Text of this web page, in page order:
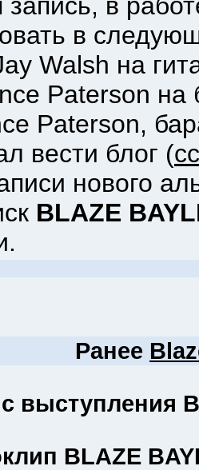
в
Walsh на
Paterson на
вести блог (
нового
BLAZE
Ранее
выступления
BLAZE